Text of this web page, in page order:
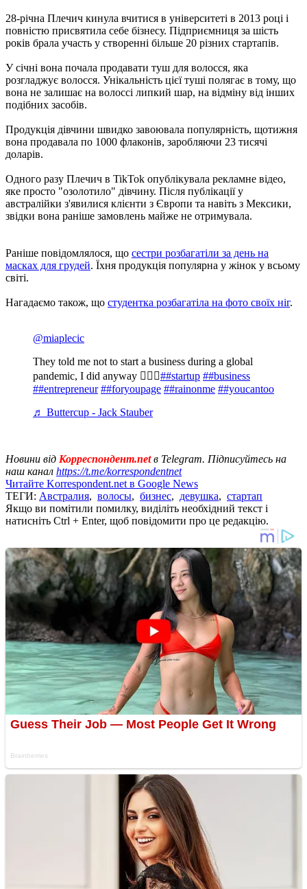
28-річна Плечич кинула вчитися в університеті в 2013 році і
повністю присвятила себе бізнесу. Підприємниця за шість
років брала участь у створенні більше 20 різних стартапів.
У січні вона почала продавати туш для волосся, яка
розгладжує волосся. Унікальність цієї туші полягає в тому, що
вона не залишає на волоссі липкий шар, на відміну від інших
подібних засобів.
Продукція дівчини швидко завоювала популярність, щотижня
вона продавала по 1000 флаконів, заробляючи 23 тисячі
доларів.
Одного разу Плечич в TikTok опублікувала рекламне відео,
яке просто "озолотило" дівчину. Після публікації у
австралійки з'явилися клієнти з Європи та навіть з Мексики,
звідки вона раніше замовлень майже не отримувала.
Раніше повідомлялося, що сестри розбагатіли за день на
масках для грудей. Їхня продукція популярна у жінок у всьому
світі.
Нагадаємо також, що студентка розбагатіла на фото своїх ніг.
@miaplecic
They told me not to start a business during a global
pandemic, I did anyway 💁🏽‍♀️##startup ##business
##entrepreneur ##foryoupage ##rainonme ##youcantoo
♬ Buttercup - Jack Stauber
Новини від Корреспондент.netв Telegram. Підписуйтесь на
наш канал https://t.me/korrespondentnet
Читайте Korrespondent.net в Google News
ТЕГИ: Австралия, волосы, бизнес, девушка, стартап
Якщо ви помітили помилку, виділіть необхідний текст і
натисніть Ctrl + Enter, щоб повідомити про це редакцію.